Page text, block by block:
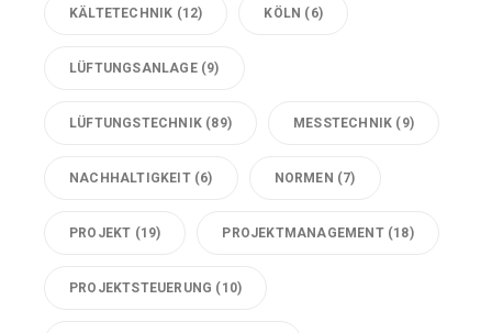
KÄLTETECHNIK (12) KÖLN (6)
LÜFTUNGSANLAGE(9)
LÜFTUNGSTECHNIK (89) MESSTECHNIK (9)
NACHHALTIGKEIT(6) NORMEN (7)
PROJEKT (19) PROJEKTMANAGEMENT(18)
PROJEKTSTEUERUNG (10)